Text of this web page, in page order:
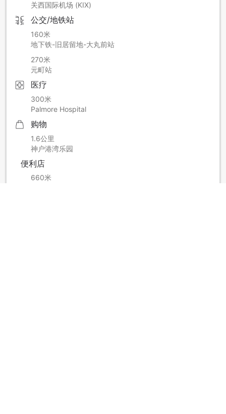
关西国际机场 (KIX)
公交/地铁站
160米
地下铁-旧居留地-大丸前站
270米
元町站
医疗
300米
Palmore Hospital
购物
1.6公里
神户港湾乐园
便利店
660米